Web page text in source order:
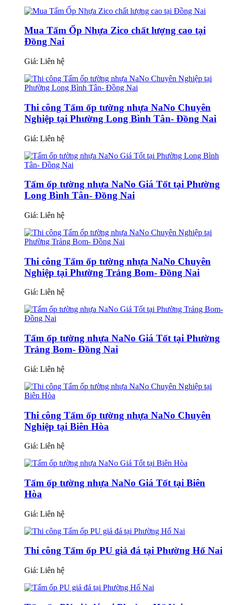
Mua Tấm Ốp Nhựa Zico chất lượng cao tại
Đồng Nai
Giá: Liên hệ
Thi công Tấm ốp tường nhựa NaNo Chuyên
Nghiệp tại Phường Long Bình Tân- Đồng Nai
Giá: Liên hệ
Tấm ốp tường nhựa NaNo Giá Tốt tại Phường
Long Bình Tân- Đồng Nai
Giá: Liên hệ
Thi công Tấm ốp tường nhựa NaNo Chuyên
Nghiệp tại Phường Trảng Bom- Đồng Nai
Giá: Liên hệ
Tấm ốp tường nhựa NaNo Giá Tốt tại Phường
Trảng Bom- Đồng Nai
Giá: Liên hệ
Thi công Tấm ốp tường nhựa NaNo Chuyên
Nghiệp tại Biên Hòa
Giá: Liên hệ
Tấm ốp tường nhựa NaNo Giá Tốt tại Biên
Hòa
Giá: Liên hệ
Thi công Tấm ốp PU giả đá tại Phường Hố Nai
Giá: Liên hệ